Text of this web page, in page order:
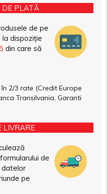
DE PLATĂ
de pe
la dispoziție
din care să
2/3 rate (Credit Europe
Transilvania, Garanti
LIVRARE
de
datelor
pe